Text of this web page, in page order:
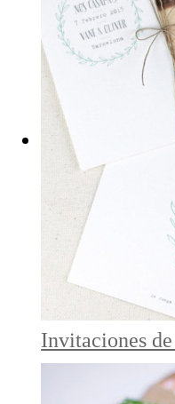
Invitaciones